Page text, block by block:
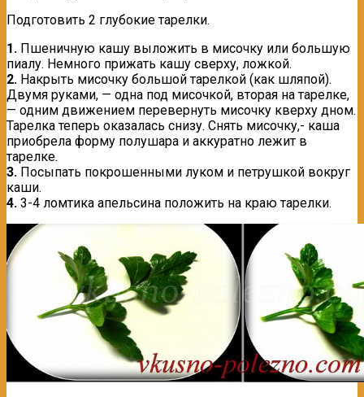
Подготовить 2 глубокие тарелки.
1. Пшеничную кашу выложить в мисочку или большую
пиалу. Немного прижать кашу сверху, ложкой.
2. Накрыть мисочку большой тарелкой (как шляпой).
Двумя руками, — одна под мисочкой, вторая на тарелке,
— одним движением перевернуть мисочку кверху дном.
Тарелка теперь оказалась снизу. Снять мисочку,- каша
приобрела форму полушара и аккуратно лежит в
тарелке.
3. Посыпать покрошенными луком и петрушкой вокруг
каши.
4. 3-4 ломтика апельсина положить на краю тарелки.